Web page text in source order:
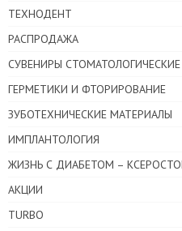
ТЕХНОДЕНТ
РАСПРОДАЖА
СУВЕНИРЫ СТОМАТОЛОГИЧЕСКИЕ
ГЕРМЕТИКИ И ФТОРИРОВАНИЕ
ЗУБОТЕХНИЧЕСКИЕ МАТЕРИАЛЫ
ИМПЛАНТОЛОГИЯ
ЖИЗНЬ С ДИАБЕТОМ –
АКЦИИ
TURBO